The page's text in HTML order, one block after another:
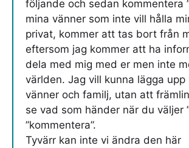
följande och sedan kommentera
mina vänner som inte vill hålla
privat, kommer att tas bort från
eftersom jag kommer att ha
dela med mig med er men inte
världen. Jag vill kunna lägga
vänner och familj, utan att
se vad som händer när du väljer
”kommentera”.
Tyvärr kan inte vi ändra den här